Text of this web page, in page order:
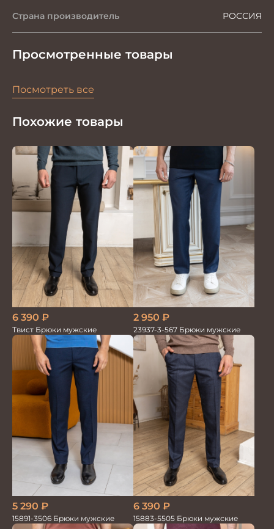
Страна производитель РОССИЯ
Просмотренные товары
Посмотреть все
Похожие товары
6 390 ₽
Твист Брюки мужские
2 950 ₽
23937-3-567 Брюки мужские
5 290 ₽
15891-3506 Брюки мужские
6 390 ₽
15883-5505 Брюки мужские